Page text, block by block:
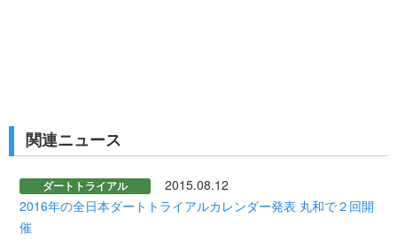
関連ニュース
ダートトライアル
2015.08.12
2016年の全日本ダートトライアルカレンダー発表 丸和で２回開
催